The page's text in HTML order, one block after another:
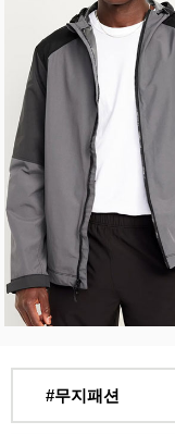
#무지패션